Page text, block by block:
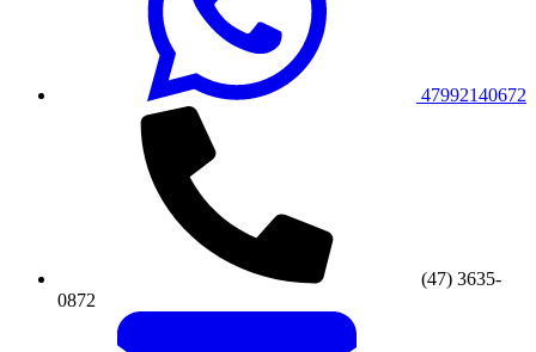
47992140672
(47) 3635-
0872